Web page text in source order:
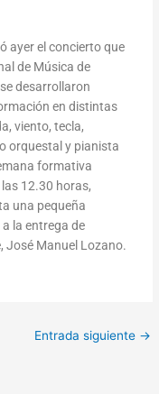
ayer el concierto que
de Música de
desarrollaron
en distintas
viento, tecla,
orquestal y pianista
formativa
12.30 horas,
una pequeña
la entrega de
José Manuel Lozano.
Entrada siguiente →